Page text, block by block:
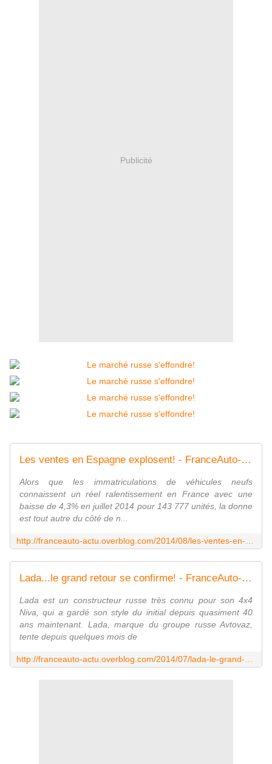
Publicité
Les ventes en Espagne explosent! - FranceAuto-actu - actualité automobile en France et à l'étranger
Alors que les immatriculations de véhicules neufs
connaissent un réel ralentissement en France avec une
baisse de 4,3% en juillet 2014 pour 143 777 unités, la donne
est tout autre du côté de n...
Lada...le grand retour se confirme! - FranceAuto-actu - actualité automobile en France et à l'étranger
Lada est un constructeur russe très connu pour son 4x4
Niva, qui a gardé son style du initial depuis quasiment 40
ans maintenant. Lada, marque du groupe russe Avtovaz,
tente depuis quelques mois de